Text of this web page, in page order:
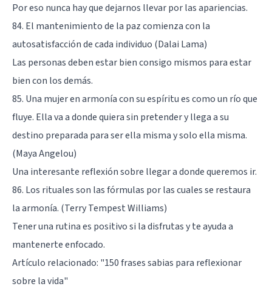
Por eso nunca hay que dejarnos llevar por las apariencias.
84. El mantenimiento de la paz comienza con la
autosatisfacción de cada individuo (Dalai Lama)
Las personas deben estar bien consigo mismos para estar
bien con los demás.
85. Una mujer en armonía con su espíritu es como un río que
fluye. Ella va a donde quiera sin pretender y llega a su
destino preparada para ser ella misma y solo ella misma.
(Maya Angelou)
Una interesante reflexión sobre llegar a donde queremos ir.
86. Los rituales son las fórmulas por las cuales se restaura
la armonía. (Terry Tempest Williams)
Tener una rutina es positivo si la disfrutas y te ayuda a
mantenerte enfocado.
Artículo relacionado: "150 frases sabias para reflexionar
sobre la vida"